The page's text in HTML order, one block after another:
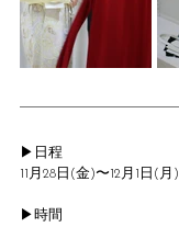
▶︎日程
11月28日(金)〜12月1日(月)
▶︎時間